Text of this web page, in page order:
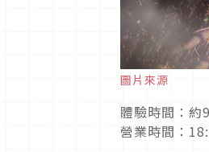
圖片來源
體驗時間：約
營業時間：